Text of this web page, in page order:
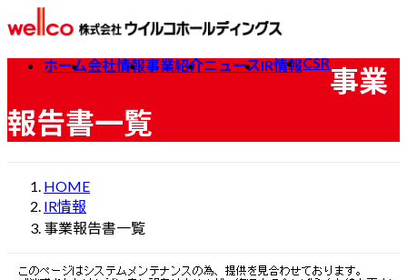
ン
テ
ツ
へ
ビ
ゲ
シ
ョ
ホーム会社情報事業紹介ニュースIR情報CSR
事業
報告書一覧
HOME
IR情報
事業報告書一覧